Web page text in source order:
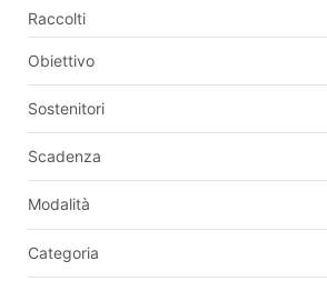
Raccolti
Obiettivo
Sostenitori
Scadenza
Modalità
Categoria